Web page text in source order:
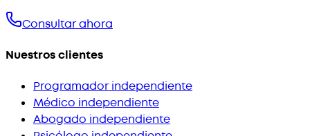
Consultar ahora
Nuestros clientes
Programador independiente
Médico independiente
Abogado independiente